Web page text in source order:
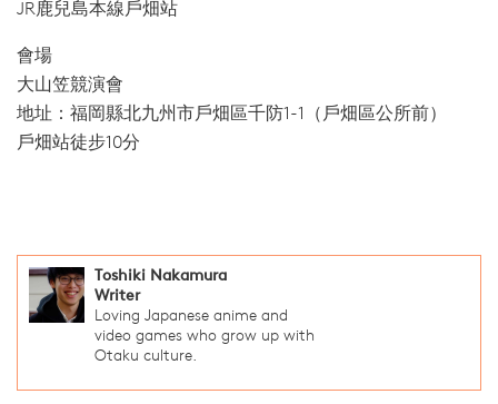
JR鹿兒島本線戶畑站
會場
大山笠競演會
地址：福岡縣北九州市戶畑區千防1-1（戶畑區公所前）
戶畑站徒步10分
Toshiki Nakamura
Writer
Loving Japanese anime and
video games who grow up with
Otaku culture.